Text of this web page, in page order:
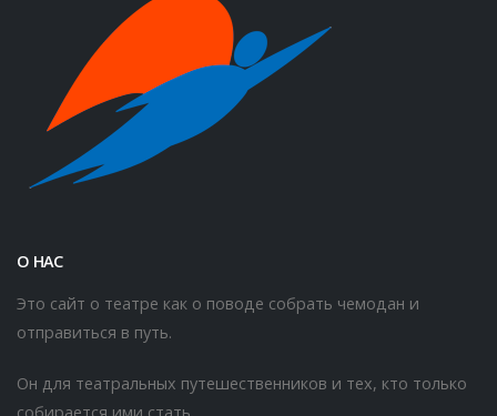
О НАС
Это сайт о театре как о поводе собрать чемодан и
отправиться в путь.
Он для театральных путешественников и тех, кто только